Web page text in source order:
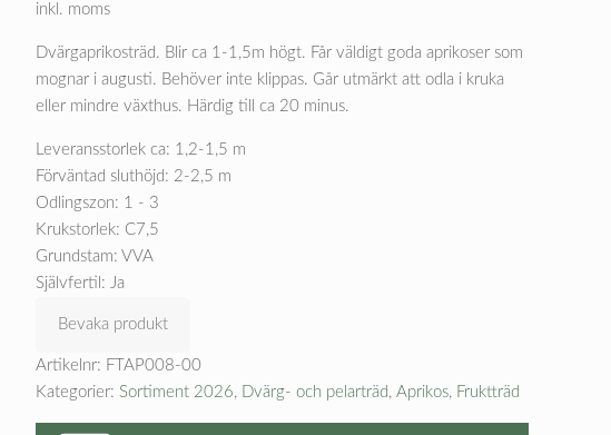
inkl. moms
Dvärgaprikosträd. Blir ca 1-1,5m högt. Får väldigt goda aprikoser som
mognar i augusti. Behöver inte klippas. Går utmärkt att odla i kruka
eller mindre växthus. Härdig till ca 20 minus.
Leveransstorlek ca: 1,2-1,5 m
Förväntad sluthöjd: 2-2,5 m
Odlingszon: 1 - 3
Krukstorlek: C7,5
Grundstam: VVA
Självfertil: Ja
Bevaka produkt
Artikelnr: FTAP008-00
Kategorier: Sortiment 2026, Dvärg- och pelarträd, Aprikos, Fruktträd